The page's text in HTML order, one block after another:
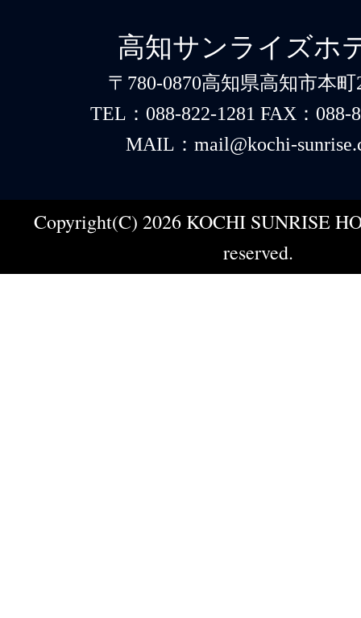
高知サンライズホ
〒780-0870高知県高知市本町
TEL：088-822-1281 FAX：088-
MAIL：mail@kochi-
Copyright(C) 2026 KOCHI SUNRISE
reserved.